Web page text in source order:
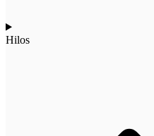
Hilos